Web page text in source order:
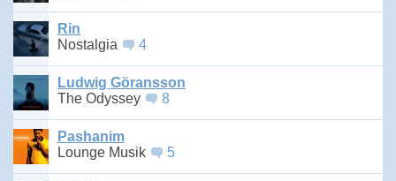
Rin
Nostalgia
4
Ludwig Göransson
The Odyssey
8
Pashanim
Lounge Musik
5